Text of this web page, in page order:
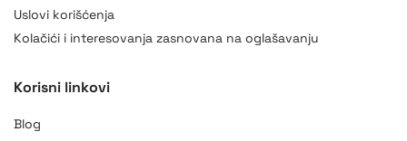
Uslovi korišćenja
Kolačići i interesovanja zasnovana na oglašavanju
Korisni linkovi
Blog